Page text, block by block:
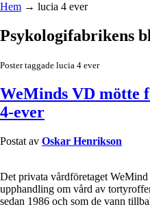
Hem → lucia 4 ever
Psykologifabrikens
Poster taggade lucia 4 ever
WeMinds VD
4-ever
Postat av Oskar Henrikson
Det privata vårdföretaget
upphandling om vård av
sedan 1986 och som de vann